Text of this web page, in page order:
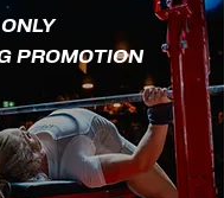
PROMOTION